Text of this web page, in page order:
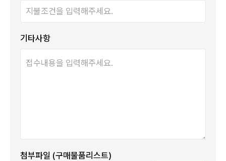
기타사항
첨부파일 (구매물품리스트)